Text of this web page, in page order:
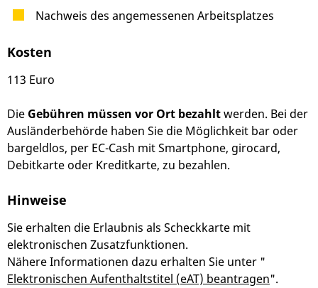
Nachweis des angemessenen Arbeitsplatzes
Kosten
113 Euro
Die Gebühren müssen vor Ort bezahltwerden. Bei der
Ausländerbehörde haben Sie die Möglichkeit bar oder
bargeldlos, per EC-Cash mit Smartphone, girocard,
Debitkarte oder Kreditkarte, zu bezahlen.
Hinweise
Sie erhalten die Erlaubnis als Scheckkarte mit
elektronischen Zusatzfunktionen.
Nähere Informationen dazu erhalten Sie unter "
Elektronischen Aufenthaltstitel (eAT) beantragen".